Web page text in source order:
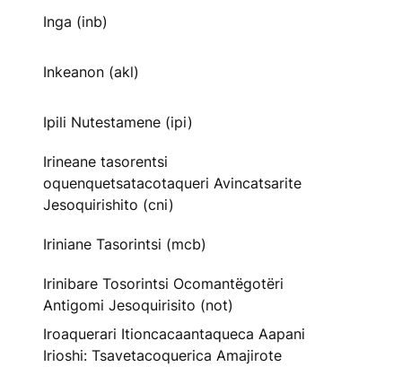
Inga (inb)
Inkeanon (akl)
Ipili Nutestamene (ipi)
Irineane tasorentsi
oquenquetsatacotaqueri Avincatsarite
Jesoquirishito (cni)
Iriniane Tasorintsi (mcb)
Irinibare Tosorintsi Ocomantëgotëri
Antigomi Jesoquirisito (not)
Iroaquerari Itioncacaantaqueca Aapani
Irioshi: Tsavetacoquerica Amajirote